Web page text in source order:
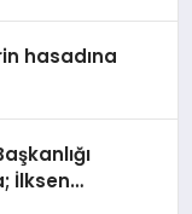
hasadına
İlksen